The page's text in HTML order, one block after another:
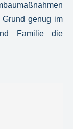
genug im
Familie die